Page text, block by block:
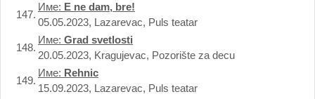
147.
Име: E ne dam, bre!
05.05.2023, Lazarevac, Puls teatar
148.
Име: Grad svetlosti
20.05.2023, Kragujevac, Pozorište za decu
149.
Име: Rehnic
15.09.2023, Lazarevac, Puls teatar